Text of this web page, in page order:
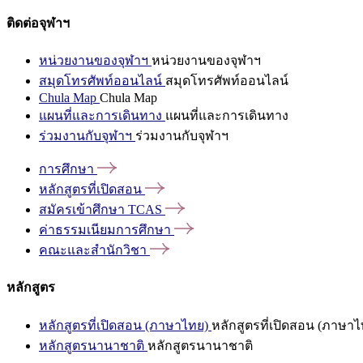
ติดต่อจุฬาฯ
หน่วยงานของจุฬาฯ หน่วยงานของจุฬาฯ
สมุดโทรศัพท์ออนไลน์ สมุดโทรศัพท์ออนไลน์
Chula Map Chula Map
แผนที่และการเดินทาง แผนที่และการเดินทาง
ร่วมงานกับจุฬาฯ ร่วมงานกับจุฬาฯ
การศึกษา
หลักสูตรที่เปิดสอน
สมัครเข้าศึกษา TCAS
ค่าธรรมเนียมการศึกษา
คณะและสำนักวิชา
หลักสูตร
หลักสูตรที่เปิดสอน (ภาษาไทย) หลักสูตรที่เปิดสอน (ภาษาไ
หลักสูตรนานาชาติ หลักสูตรนานาชาติ